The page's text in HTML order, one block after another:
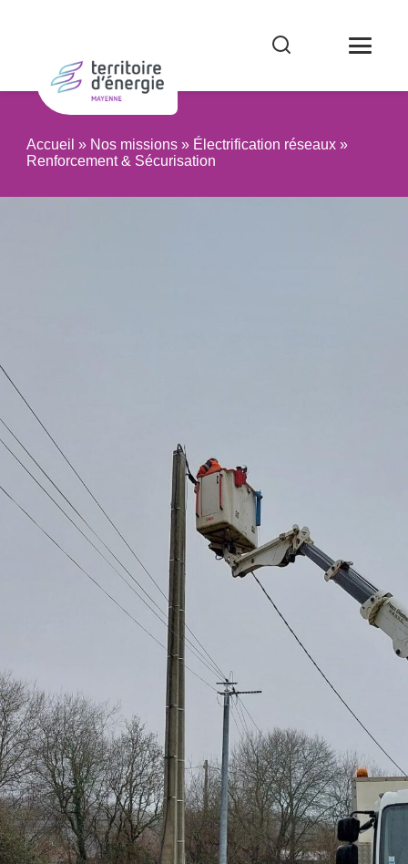
Accueil » Nos missions» Électrification réseaux»
Renforcement & Sécurisation